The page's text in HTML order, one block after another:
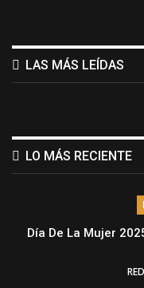
LAS MÁS LEÍDAS
LO MÁS RECIENTE
Día De La Mujer